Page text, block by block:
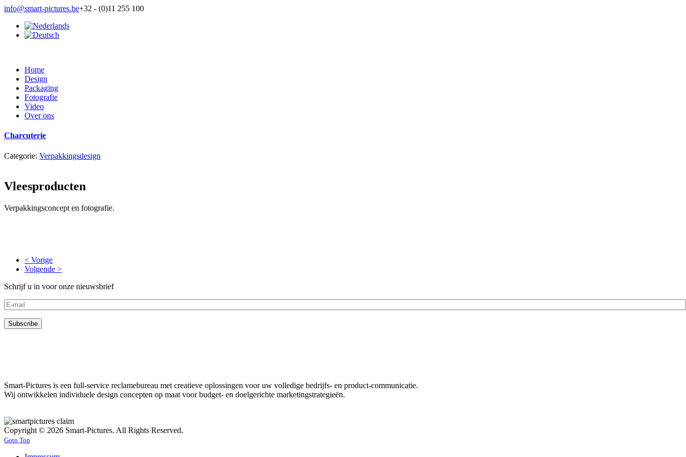
info@smart-pictures.be+32 - (0)11 255 100
Home
Design
Packaging
Fotografie
Video
Over ons
Charcuterie
Categorie: Verpakkingsdesign
Vleesproducten
Verpakkingsconcept en fotografie.
< Vorige
Volgende >
Schrijf u in voor onze nieuwsbrief
Smart-Pictures is een full-service reclamebureau met creatieve oplossingen voor uw volledige bedrijfs- en product-communicatie.
Wij ontwikkelen individuele design concepten op maat voor budget- en doelgerichte marketingstrategieën.
Copyright © 2026 Smart-Pictures. All Rights Reserved.
Goto Top